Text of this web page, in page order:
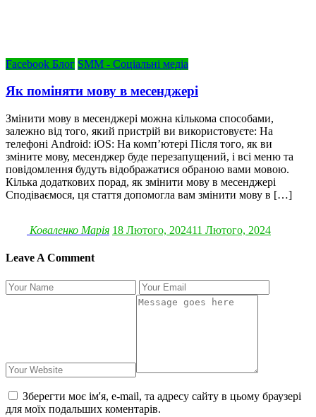
Facebook Блог SMM - Соціальні медіа
Як поміняти мову в месенджері
Змінити мову в месенджері можна кількома способами,
залежно від того, який пристрій ви використовуєте: На
телефоні Android: iOS: На комп’ютері Після того, як ви
зміните мову, месенджер буде перезапущений, і всі меню та
повідомлення будуть відображатися обраною вами мовою.
Кілька додаткових порад, як змінити мову в месенджері
Сподіваємося, ця стаття допомогла вам змінити мову в […]
Коваленко Марія 18 Лютого, 202411 Лютого, 2024
Leave A Comment
Зберегти моє ім'я, e-mail, та адресу сайту в цьому браузері
для моїх подальших коментарів.